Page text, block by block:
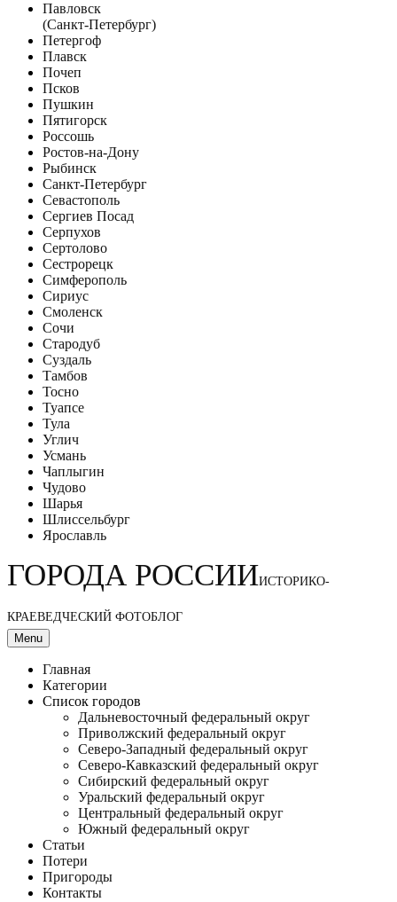
Павловск
(Санкт-Петербург)
Петергоф
Плавск
Почеп
Псков
Пушкин
Пятигорск
Россошь
Ростов-на-Дону
Рыбинск
Санкт-Петербург
Севастополь
Сергиев Посад
Серпухов
Сертолово
Сестрорецк
Симферополь
Сириус
Смоленск
Сочи
Стародуб
Суздаль
Тамбов
Тосно
Туапсе
Тула
Углич
Усмань
Чаплыгин
Чудово
Шарья
Шлиссельбург
Ярославль
ГОРОДА РОССИИИСТОРИКО-
КРАЕВЕДЧЕСКИЙ ФОТОБЛОГ
Menu
Главная
Категории
Список городов
Дальневосточный федеральный округ
Приволжский федеральный округ
Северо-Западный федеральный округ
Северо-Кавказский федеральный округ
Сибирский федеральный округ
Уральский федеральный округ
Центральный федеральный округ
Южный федеральный округ
Статьи
Потери
Пригороды
Контакты